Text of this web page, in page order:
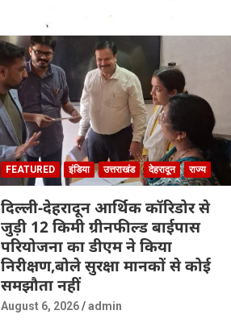
FEATURED इंडिया उत्तराखंड देहरादून राज्य
दिल्ली-देहरादून आर्थिक कॉरिडोर से
जुड़ी 12 किमी ग्रीनफील्ड बाईपास
परियोजना का डीएम ने किया
निरीक्षण,बोले सुरक्षा मानकों से कोई
समझौता नहीं
August 6, 2026 admin